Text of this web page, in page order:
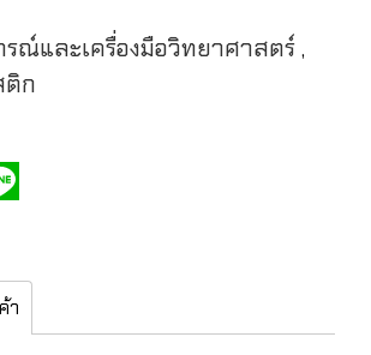
ณ์และเครื่องมือวิทยาศาสตร์ ,
ก
า